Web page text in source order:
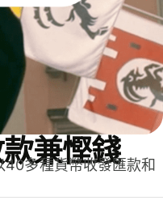
兼慳錢
40多種貨幣收發匯款和